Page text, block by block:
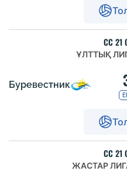
СС 21
ҰЛТТЫҚ
Буревестник
СС 21
ЖАСТАР